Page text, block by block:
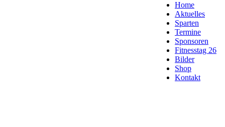
Home
Aktuelles
Sparten
Termine
Sponsoren
Fitnesstag 26
Bilder
Shop
Kontakt